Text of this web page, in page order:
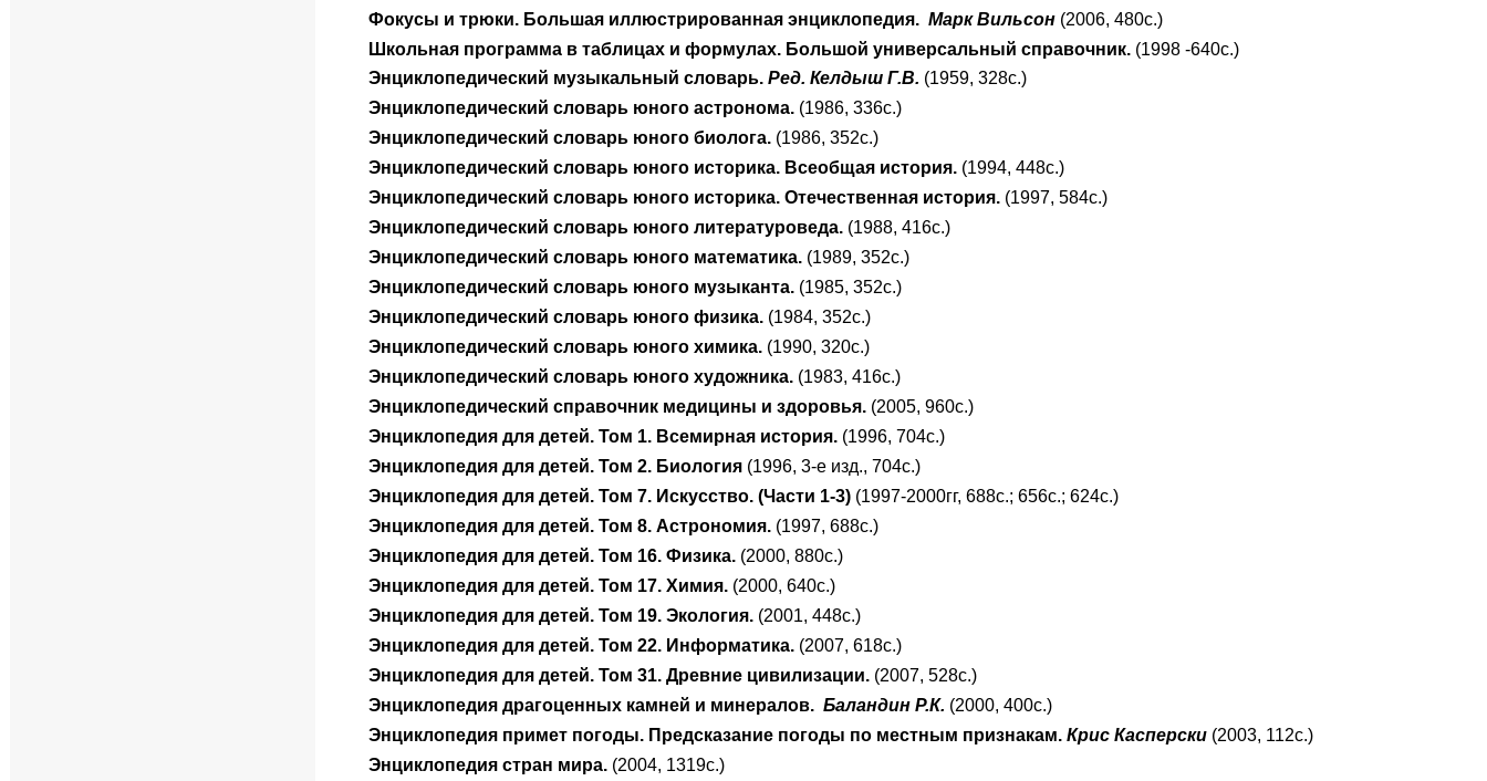
Фокусы и трюки. Большая иллюстрированная энциклопедия.Марк Вильсон (2006, 480с.)
Школьная программа в таблицах и формулах. Большой универсальный справочник. (1998 -640с.)
Энциклопедический музыкальный словарь.Ред. Келдыш Г.В. (1959, 328с.)
Энциклопедический словарь юного астронома. (1986, 336с.)
Энциклопедический словарь юного биолога. (1986, 352с.)
Энциклопедический словарь юного историка. Всеобщая история. (1994, 448с.)
Энциклопедический словарь юного историка. Отечественная история. (1997, 584с.)
Энциклопедический словарь юного литературоведа. (1988, 416с.)
Энциклопедический словарь юного математика. (1989, 352с.)
Энциклопедический словарь юного музыканта. (1985, 352с.)
Энциклопедический словарь юного физика. (1984, 352с.)
Энциклопедический словарь юного химика. (1990, 320с.)
Энциклопедический словарь юного художника. (1983, 416с.)
Энциклопедический справочник медицины и здоровья. (2005, 960с.)
Энциклопедия для детей. Том 1. Всемирная история. (1996, 704с.)
Энциклопедия для детей. Том 2. Биология (1996, 3-е изд., 704с.)
Энциклопедия для детей. Том 7. Искусство. (Части 1-3) (1997-2000гг, 688с.; 656с.; 624с.)
Энциклопедия для детей. Том 8. Астрономия. (1997, 688с.)
Энциклопедия для детей. Том 16. Физика. (2000, 880с.)
Энциклопедия для детей. Том 17. Химия. (2000, 640с.)
Энциклопедия для детей. Том 19. Экология. (2001, 448с.)
Энциклопедия для детей. Том 22. Информатика. (2007, 618с.)
Энциклопедия для детей. Том 31. Древние цивилизации. (2007, 528с.)
Энциклопедия драгоценных камней и минералов.Баландин Р.К. (2000, 400с.)
Энциклопедия примет погоды. Предсказание погоды по местным признакам.Крис Касперски (2003, 112с.)
Энциклопедия стран мира. (2004, 1319с.)